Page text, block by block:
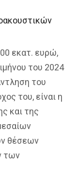
εκατ. ευρώ,
του 2024
του
του, είναι η
και της
θέσεων
των